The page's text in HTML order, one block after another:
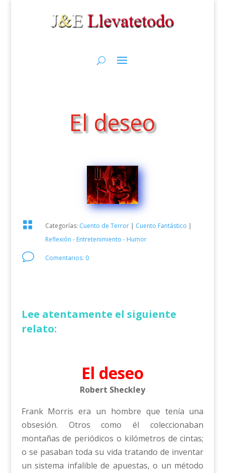
El deseo
 Categorías: Cuento de Terror| Cuento Fantástico |
Reflexión - Entretenimiento - Humor
v Comentarios: 0
Lee atentamente el siguiente
relato:
El deseo
Robert Sheckley
Frank Morris era un hombre que tenía una
obsesión. Otros como él coleccionaban
montañas de periódicos o kilómetros de cintas;
o se pasaban toda su vida tratando de inventar
un sistema infalible de apuestas, o un método